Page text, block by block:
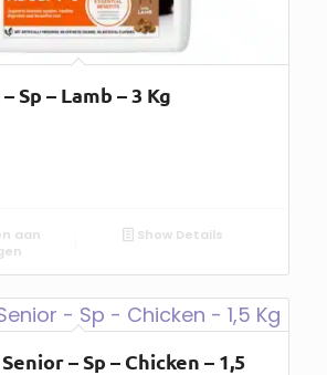
Sp – Lamb – 3 Kg
aan
Show Details
– Sp – Chicken – 1,5